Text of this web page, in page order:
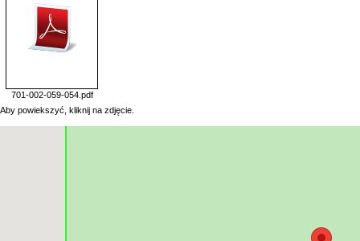
701-002-059-054.pdf
Aby powiekszyć, kliknij na zdjęcie.